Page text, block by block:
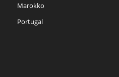
Marokko
Portugal